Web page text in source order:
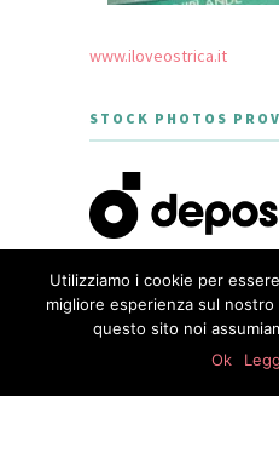
www.iloveostrica.it
STOCK PHOTOS
CREATED WITH
GOURMET -
Utilizziamo i cookie per
migliore esperienza sul
questo sito noi
Ok